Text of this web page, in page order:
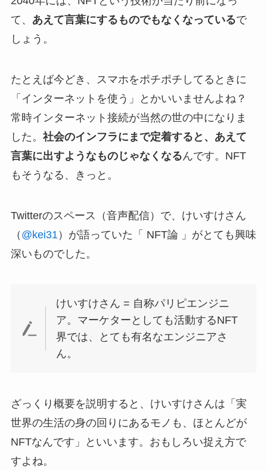
て、 あえて言葉にするものでもなくなっているで
しょう。
たとえば今どき、スマホをポチポチしてるときに
「インターネットを使う」とかいいませんよね？
常時インターネット接続が当然の世の中になりま
した。 社会のインフラにまで定着すると、あえて
言葉に出すようなものじゃなくなるんです。NFT
もそうなる、きっと。
Twitterのスペース（音声配信）で、けいすけさん
（ @kei31 ）が語っていた「 NFT論 」がとても興味
深いものでした。
けいすけさん = 自称パリピエンジニ
ア。マーケターとしても活動するNFT
界では、とても有名なエンジニアさ
ん。
ざっくり概要を説明すると、けいすけさんは「実
世界の生活の身の回りにあるモノも、ほとんどが
NFTなんです」といいます。おもしろい捉え方で
すよね。